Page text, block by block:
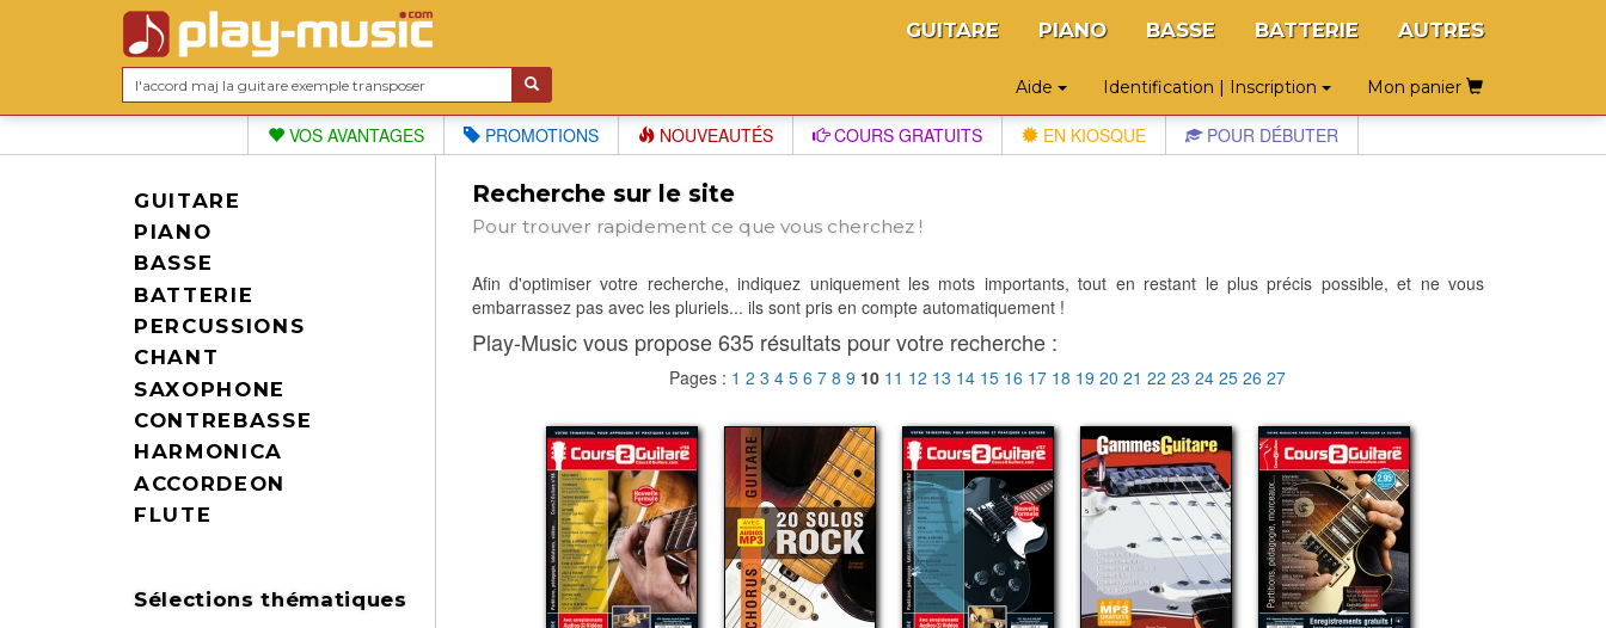
GUITARE PIANO BASSE BATTERIE AUTRES
Aide Identification | Inscription Mon panier
VOS AVANTAGES PROMOTIONS NOUVEAUTÉS COURS GRATUITS EN KIOSQUE POUR DÉBUTER
GUITARE
PIANO
BASSE
BATTERIE
PERCUSSIONS
CHANT
SAXOPHONE
CONTREBASSE
HARMONICA
ACCORDEON
FLUTE
Sélections thématiques
Recherche sur le site
Pour trouver rapidement ce que vous cherchez !
Afin d'optimiser votre recherche, indiquez uniquement les mots importants, tout en restant le plus précis possible, et ne vous
embarrassez pas avec les pluriels... ils sont pris en compte automatiquement !
Play-Music vous propose 635 résultats pour votre recherche :
Pages : 1 2 3 4 5 6 7 8 9 10 11 12 13 14 15 16 17 18 19 20 21 22 23 24 25 26 27